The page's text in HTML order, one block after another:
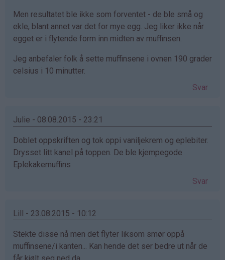
Men resultatet ble ikke som forventet - de ble små og
ekle, blant annet var det for mye egg. Jeg liker ikke når
egget er i flytende form inn midten av muffinsen.
Jeg anbefaler folk å sette muffinsene i ovnen 190 grader
celsius i 10 minutter.
Svar
Julie - 08.08.2015 - 23:21
Doblet oppskriften og tok oppi vaniljekrem og eplebiter.
Drysset litt kanel på toppen. De ble kjempegode
Eplekakemuffins
Svar
Lill - 23.08.2015 - 10:12
Stekte disse nå men det flyter liksom smør oppå
muffinsene/i kanten... Kan hende det ser bedre ut når de